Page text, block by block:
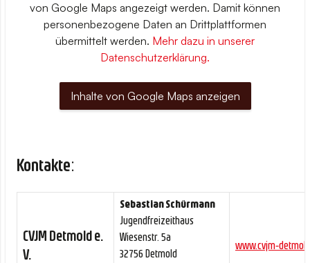
von Google Maps angezeigt werden. Damit können
personenbezogene Daten an Drittplattformen
übermittelt werden. Mehr dazu in unserer
Datenschutzerklärung.
Inhalte von Google Maps anzeigen
Kontakte:
CVJM Detmold e.
V.
Sebastian Schürmann
Jugendfreizeithaus
Wiesenstr. 5a
32756 Detmold
www.cvjm-